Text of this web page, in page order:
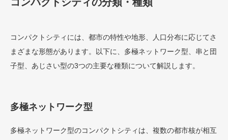
コンパクトシティには、都市の特性や地形、人口分布に応じてさ
まざまな形態があります。以下に、多極ネットワーク型、串と団
子型、あじさい型の3つの主要な種類について解説します。
多極ネットワーク型
多極ネットワーク型のコンパクトシティは、複数の都市核が相互